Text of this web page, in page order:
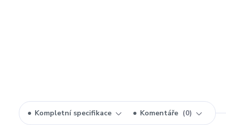
Kompletní specifikace Komentáře 0